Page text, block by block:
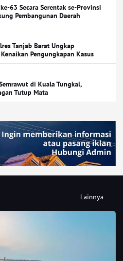
63 Secara Serentak se-Provinsi
Pembangunan Daerah
Tanjab Barat Ungkap
Pengungkapan Kasus
di Kuala Tungkal,
Tutup Mata
Lainnya